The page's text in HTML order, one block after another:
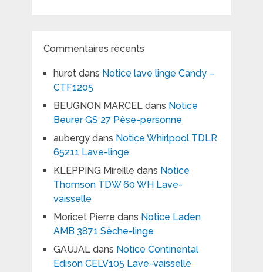
Commentaires récents
hurotdans Notice lave linge Candy –
CTF1205
BEUGNON MARCELdans Notice
Beurer GS 27 Pèse-personne
aubergydans Notice Whirlpool TDLR
65211 Lave-linge
KLEPPING Mireille dans Notice
Thomson TDW 60 WH Lave-
vaisselle
Moricet Pierre dans Notice Laden
AMB 3871 Sèche-linge
GAUJALdans Notice Continental
Edison CELV105 Lave-vaisselle